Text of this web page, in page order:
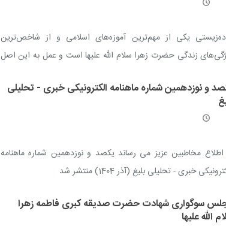
یکی از مهم‌ترین آموزه‌های اسلامی و از شاخص‌ترین
زندگی حضرت زهرا سلام الله علیها است و عمل به این اصل
و نوزدهمین شماره ماهنامه الکترونیکی خبری - تحلیلی
اطلاع مخاطبین عزیز می رساند یکصد و نوزدهمین شماره ماهنامه
خبری - تحلیلی بلیغ (آذر 1404) منتشر شد
سوگواری شهادت حضرت صدیقه کبری فاطمه زهرا
الله علیها